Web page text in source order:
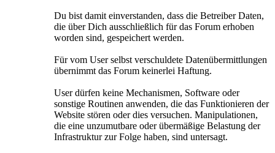
Du bist damit einverstanden, dass die Betreiber Daten,
die über Dich ausschließlich für das Forum erhoben
worden sind, gespeichert werden.
Für vom User selbst verschuldete Datenübermittlungen
übernimmt das Forum keinerlei Haftung.
User dürfen keine Mechanismen, Software oder
sonstige Routinen anwenden, die das Funktionieren der
Website stören oder dies versuchen. Manipulationen,
die eine unzumutbare oder übermäßige Belastung der
Infrastruktur zur Folge haben, sind untersagt.